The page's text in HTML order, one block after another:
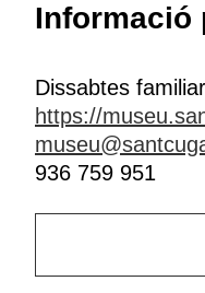
Informació
Dissabtes
https://
936 759 951